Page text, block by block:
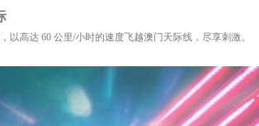
以高达 60 公里/小时的速度飞越澳门天际线，尽享刺激。